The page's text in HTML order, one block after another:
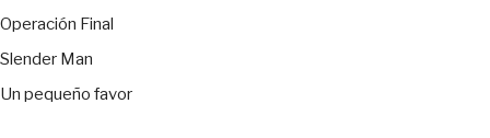
Operación Final
Slender Man
Un pequeño favor